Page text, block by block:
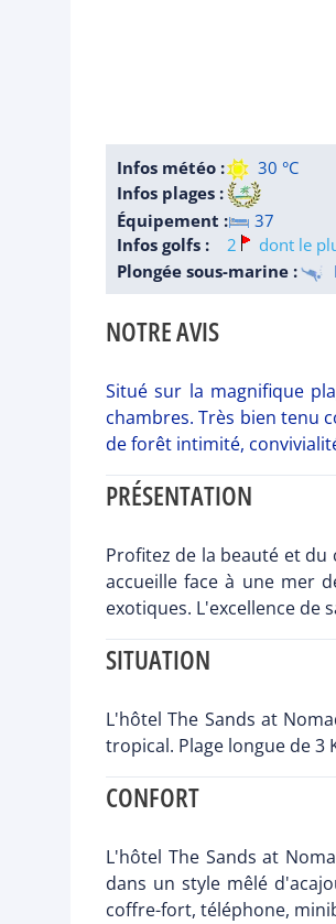
Infos météo : 30 °C
Infos plages :
Équipement :
37
Infos golfs :
2
dont le
Plongée sous-marine :
NOTRE AVIS
Situé sur la magnifique
chambres. Très bien tenu
de forêt intimité,
PRÉSENTATION
Profitez de la beauté et du
accueille face à une mer
exotiques. L'excellence de
SITUATION
L'hôtel The Sands at
tropical. Plage longue de 3
CONFORT
L'hôtel The Sands at
dans un style mêlé
coffre-fort, téléphone,